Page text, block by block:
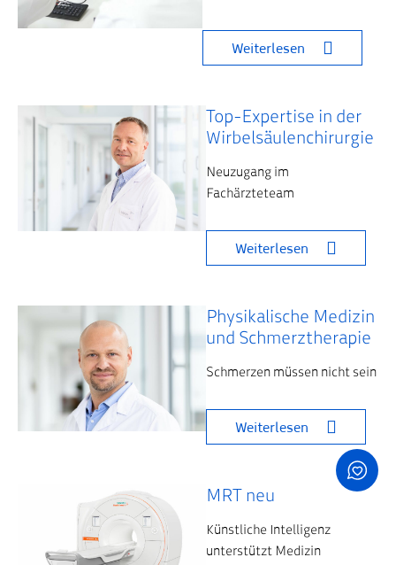
Weiterlesen
Top-Expertise in der
Wirbelsäulenchirurgie
Neuzugang im
Fachärzteteam
Weiterlesen
Physikalische Medizin
und Schmerztherapie
Schmerzen müssen nicht sein
Weiterlesen
MRT neu
Künstliche Intelligenz
unterstützt Medizin